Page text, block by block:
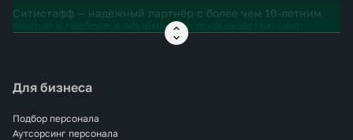
Ситистафф — надёжный партнёр с более чем 10-летним
опытом в подборе и оформлении производственного
персонала. Мы понимаем, насколько важно
Закрываем задачи под ключ: от поиска до выхода
размещением, адаптацией. Всё это — без лишней
бюрократии и с чёткими сроками.
Для бизнеса
Подбор персонала
Аутсорсинг персонала